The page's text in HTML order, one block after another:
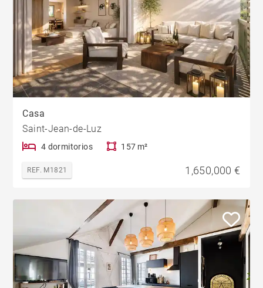
Casa
Saint-Jean-de-Luz
4 dormitorios 157 m²
REF. M1821 1,650,000 €